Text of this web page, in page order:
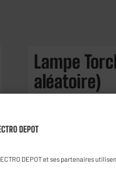
Lampe
aléatoire)
1
Dont0€10
DEPOT
DEPOT et ses partenaires